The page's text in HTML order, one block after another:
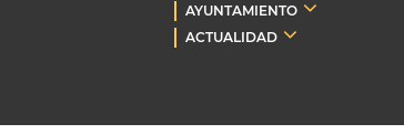
AYUNTAMIENTO
ACTUALIDAD